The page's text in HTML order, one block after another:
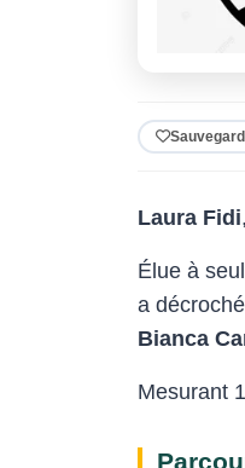
Laura Fidi
Élue à
a
Bianca
Mesurant